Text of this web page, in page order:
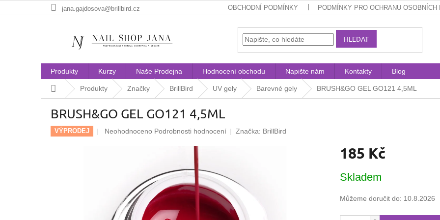
na
jana.gajdosova@brillbird.cz OBCHODNÍ PODMÍNKY PODMÍNKY PRO OCHRANU OSOBNÍCH
HLEDAT
Produkty Kurzy Naše Prodejna Hodnocení obchodu Napište nám Kontakty Blog
Domů Produkty Značky BrillBird UV gely Barevné gely BRUSH&GO GEL GO121 4,5ML
BRUSH&GO GEL GO121 4,5ML
VÝPRODEJ
Průměrné
hvězdiček.
Neohodnoceno Podrobnosti hodnocení Značka: BrillBird
185 Kč
cena:
Skladem
Můžeme doručit do: 10.8.2026